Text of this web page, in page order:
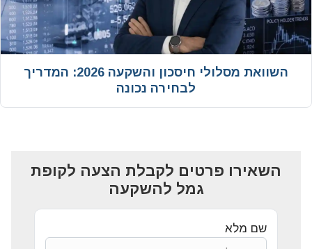
‫השוואת מסלולי חיסכון והשקעה 2026: המדריך
לבחירה נכונה
השאירו פרטים לקבלת הצעה לקופת
גמל להשקעה
שם מלא